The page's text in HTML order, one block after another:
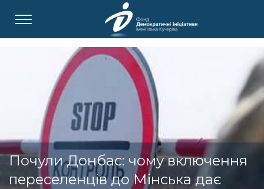
Почули Донбас: чому включення
переселенців до Мінська дає